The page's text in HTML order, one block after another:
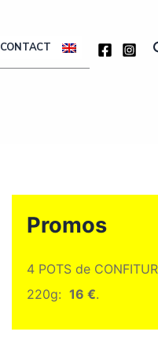
CONTACT
Promos
4 POTS de
220g: 16 €.